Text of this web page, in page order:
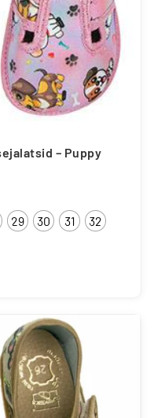
– Puppy
29 30 31
32